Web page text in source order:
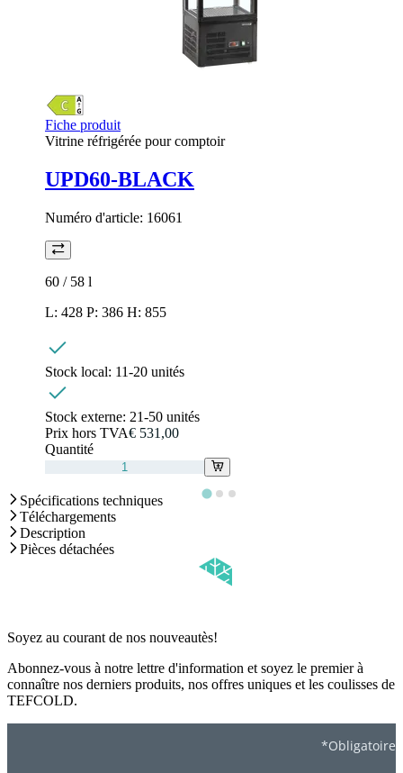
Fiche produit
Vitrine réfrigérée pour comptoir
UPD60-BLACK
Numéro d'article: 16061
60 / 58 l
L: 428 P: 386 H: 855
Stock local: 11-20 unités
Stock externe: 21-50 unités
Prix hors TVA€ 531,00
Quantité
Spécifications techniques
Téléchargements
Description
Pièces détachées
Soyez au courant de nos nouveautès!
Abonnez-vous à notre lettre d'information et soyez le premier à
connaître nos derniers produits, nos offres uniques et les coulisses de
TEFCOLD.
*Obligatoire